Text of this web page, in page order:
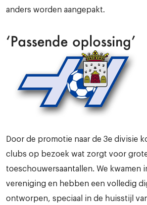
anders worden aangepakt.
‘Passende oplossing’
Door de promotie naar de 3e divisie
clubs op bezoek wat zorgt voor
toeschouwersaantallen. We kwamen
vereniging en hebben een volledig
ontworpen, speciaal in de huisstijl